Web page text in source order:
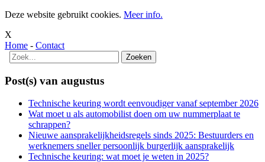
Deze website gebruikt cookies. Meer info.
X
Home - Contact
Post(s) van augustus
Technische keuring wordt eenvoudiger vanaf september 2026
Wat moet u als automobilist doen om uw nummerplaat te
schrappen?
Nieuwe aansprakelijkheidsregels sinds 2025: Bestuurders en
werknemers sneller persoonlijk burgerlijk aansprakelijk
Technische keuring: wat moet je weten in 2025?